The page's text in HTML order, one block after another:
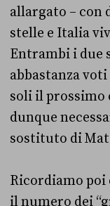
allargato – con
stelle e Italia
Entrambi i due
abbastanza
soli il prossimo
dunque
sostituto di
Ricordiamo
il numero dei